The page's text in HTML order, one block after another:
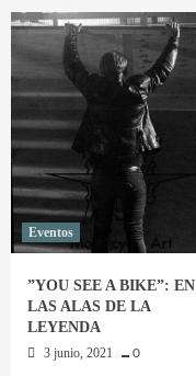
Eventos
”YOU SEE A BIKE”: EN
LAS ALAS DE LA
LEYENDA
3 junio, 2021 0